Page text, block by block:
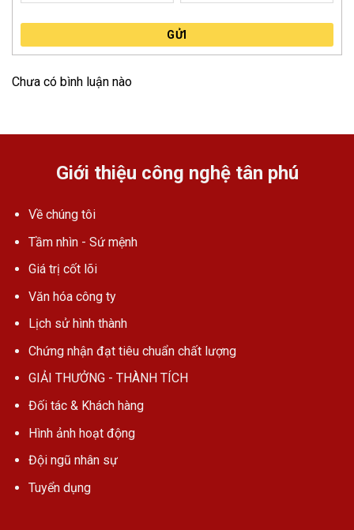
GỬI
Chưa có bình luận nào
Giới thiệu công nghệ tân phú
Về chúng tôi
Tầm nhìn - Sứ mệnh
Giá trị cốt lõi
Văn hóa công ty
Lịch sử hình thành
Chứng nhận đạt tiêu chuẩn chất lượng
GIẢI THƯỞNG - THÀNH TÍCH
Đối tác & Khách hàng
Hình ảnh hoạt động
Đội ngũ nhân sự
Tuyển dụng